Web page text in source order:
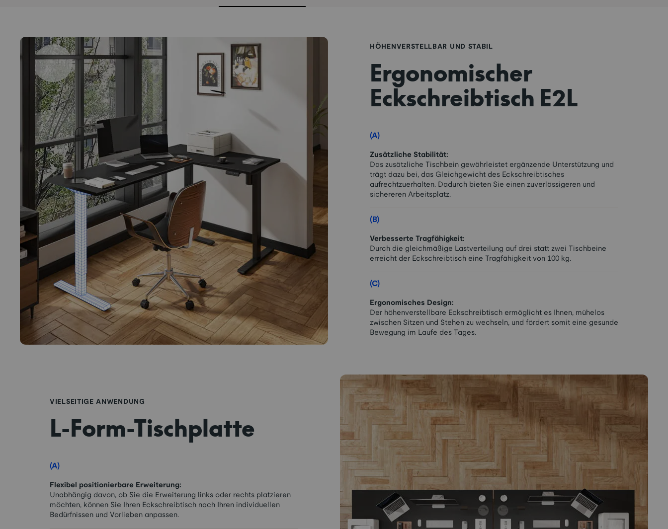
HÖHENVERSTELLBAR UND STABIL
Ergonomischer
Eckschreibtisch E2L
(A)
Zusätzliche Stabilität:
Das zusätzliche Tischbein gewährleistet ergänzende Unterstützung und
trägt dazu bei, das Gleichgewicht des Eckschreibtisches
aufrechtzuerhalten. Dadurch bieten Sie einen zuverlässigeren und
sichereren Arbeitsplatz.
(B)
Verbesserte Tragfähigkeit:
Durch die gleichmäßige Lastverteilung auf drei statt zwei Tischbeine
erreicht der Eckschreibtisch eine Tragfähigkeit von 100 kg.
(C)
Ergonomisches Design:
Der höhenverstellbare Eckschreibtisch ermöglicht es Ihnen, mühelos
zwischen Sitzen und Stehen zu wechseln, und fördert somit eine gesunde
Bewegung im Laufe des Tages.
VIELSEITIGE ANWENDUNG
L-Form-Tischplatte
(A)
Flexibel positionierbare Erweiterung:
Unabhängig davon, ob Sie die Erweiterung links oder rechts platzieren
möchten, können Sie Ihren Eckschreibtisch nach Ihren individuellen
Bedürfnissen und Vorlieben anpassen.